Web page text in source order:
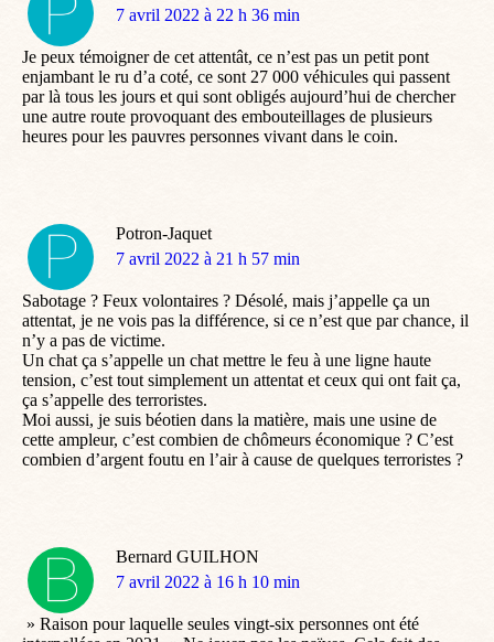
dit
7 avril 2022 à 22 h 36 min
Je peux témoigner de cet attentât, ce n’est pas un petit pont
enjambant le ru d’a coté, ce sont 27 000 véhicules qui passent
par là tous les jours et qui sont obligés aujourd’hui de chercher
une autre route provoquant des embouteillages de plusieurs
heures pour les pauvres personnes vivant dans le coin.
Potron-Jaquet
dit
7 avril 2022 à 21 h 57 min
Sabotage ? Feux volontaires ? Désolé, mais j’appelle ça un
attentat, je ne vois pas la différence, si ce n’est que par chance, il
n’y a pas de victime.
Un chat ça s’appelle un chat mettre le feu à une ligne haute
tension, c’est tout simplement un attentat et ceux qui ont fait ça,
ça s’appelle des terroristes.
Moi aussi, je suis béotien dans la matière, mais une usine de
cette ampleur, c’est combien de chômeurs économique ? C’est
combien d’argent foutu en l’air à cause de quelques terroristes ?
Bernard GUILHON
dit
7 avril 2022 à 16 h 10 min
» Raison pour laquelle seules vingt-six personnes ont été